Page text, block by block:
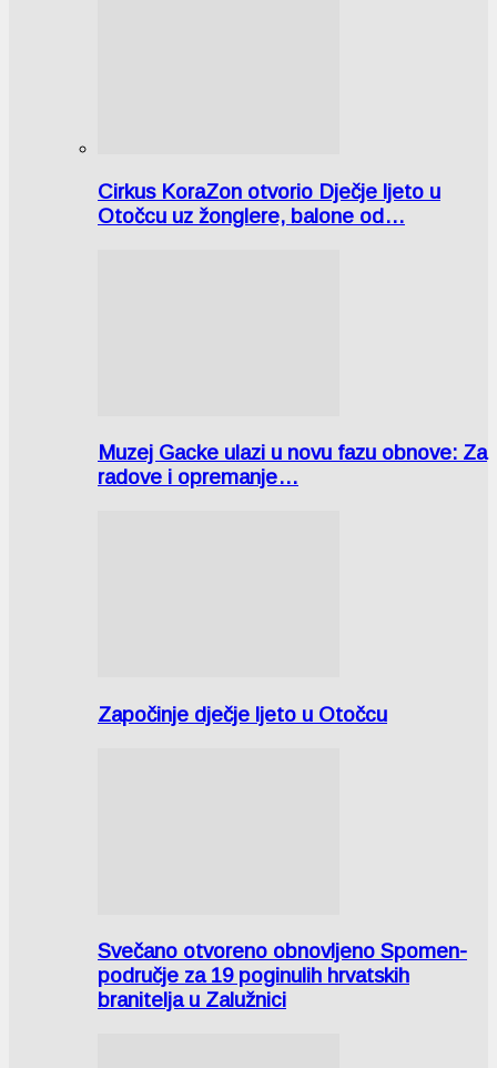
Cirkus KoraZon otvorio Dječje ljeto u
Otočcu uz žonglere, balone od…
Muzej Gacke ulazi u novu fazu obnove: Za
radove i opremanje…
Započinje dječje ljeto u Otočcu
Svečano otvoreno obnovljeno Spomen-
područje za 19 poginulih hrvatskih
branitelja u Zalužnici